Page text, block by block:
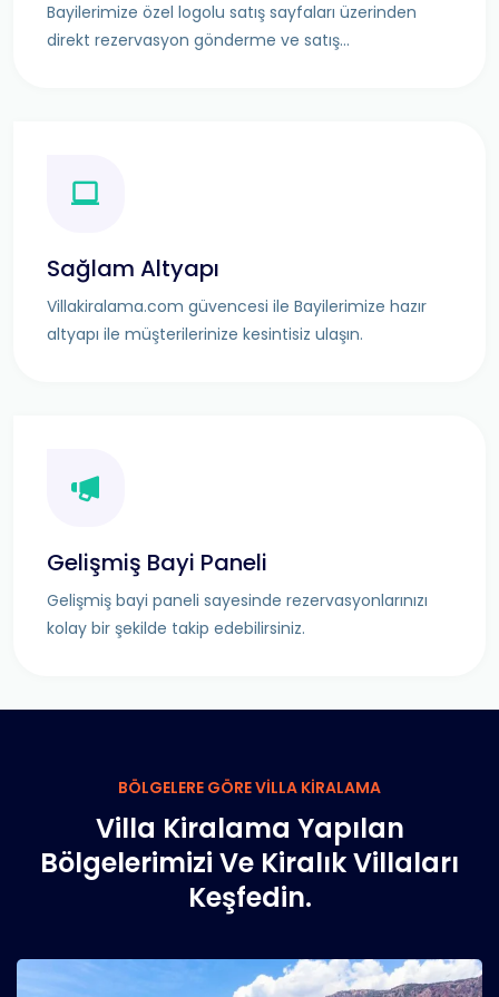
Bayilerimize özel logolu satış sayfaları üzerinden
direkt rezervasyon gönderme ve satış...
Sağlam Altyapı
Villakiralama.com güvencesi ile Bayilerimize hazır
altyapı ile müşterilerinize kesintisiz ulaşın.
Gelişmiş Bayi Paneli
Gelişmiş bayi paneli sayesinde rezervasyonlarınızı
kolay bir şekilde takip edebilirsiniz.
BÖLGELERE GÖRE VİLLA KİRALAMA
Villa Kiralama Yapılan
Bölgelerimizi Ve Kiralık Villaları
Keşfedin.